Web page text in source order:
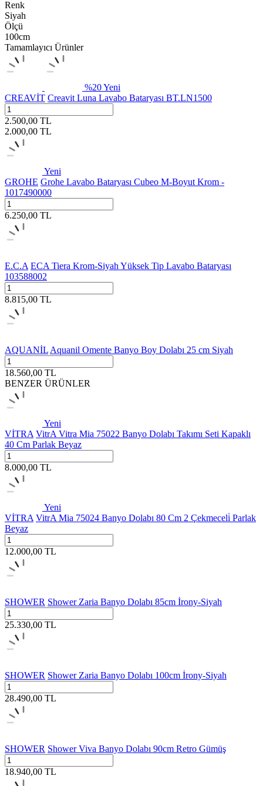
Renk
Siyah
Ölçü
100cm
Tamamlayıcı Ürünler
%20Yeni
CREAVİT Creavit Luna Lavabo Bataryası BT.LN1500
2.500,00 TL
2.000,00 TL
Yeni
GROHE Grohe Lavabo Bataryası Cubeo M-Boyut Krom -
1017490000
6.250,00 TL
E.C.A ECA Tiera Krom-Siyah Yüksek Tip Lavabo Bataryası
103588002
8.815,00 TL
AQUANİL Aquanil Omente Banyo Boy Dolabı 25 cm Siyah
18.560,00 TL
BENZER ÜRÜNLER
Yeni
VİTRA VitrA Vitra Mia 75022 Banyo Dolabı Takımı Seti Kapaklı
40 Cm Parlak Beyaz
8.000,00 TL
Yeni
VİTRA VitrA Mia 75024 Banyo Dolabı 80 Cm 2 Çekmeceli̇ Parlak
Beyaz
12.000,00 TL
SHOWER Shower Zaria Banyo Dolabı 85cm İrony-Siyah
25.330,00 TL
SHOWER Shower Zaria Banyo Dolabı 100cm İrony-Siyah
28.490,00 TL
SHOWER Shower Viva Banyo Dolabı 90cm Retro Gümüş
18.940,00 TL